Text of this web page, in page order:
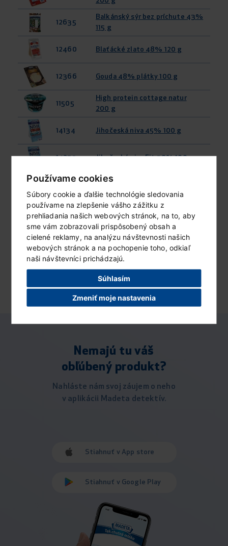
Používame cookies
Súbory cookie a ďalšie technológie sledovania
používame na zlepšenie vášho zážitku z
prehliadania našich webových stránok, na to, aby
sme vám zobrazovali prispôsobený obsah a
cielené reklamy, na analýzu návštevnosti našich
webových stránok a na pochopenie toho, odkiaľ
naši návštevníci prichádzajú.
Súhlasím
Zmeniť moje nastavenia
12635
Balkánský sýr bez príchute 43%
115 g
12460 Blaťácké zlato 48% 120 g
12366 Gouda 48% plátky 100 g
11505
High protein cottage natur
200 g
14134 Jihočeská niva 45% 100 g
14259 Jihočeská niva Fit 30% 100 g
13644
Jihočeská niva tavený syr 60%
125 g
16546
Jihočeská zakysaná smotana
min. 15% 180 g
13169
Jihočeské Lipno extra
smotanové 64% 125 g
Nemajú tu váš
obľúbený produkt?
Nahláste nám svoj záujem o neho
v aplikácii Madeta detektív.
Stiahnuť v App store
Stiahnuť v Google Play